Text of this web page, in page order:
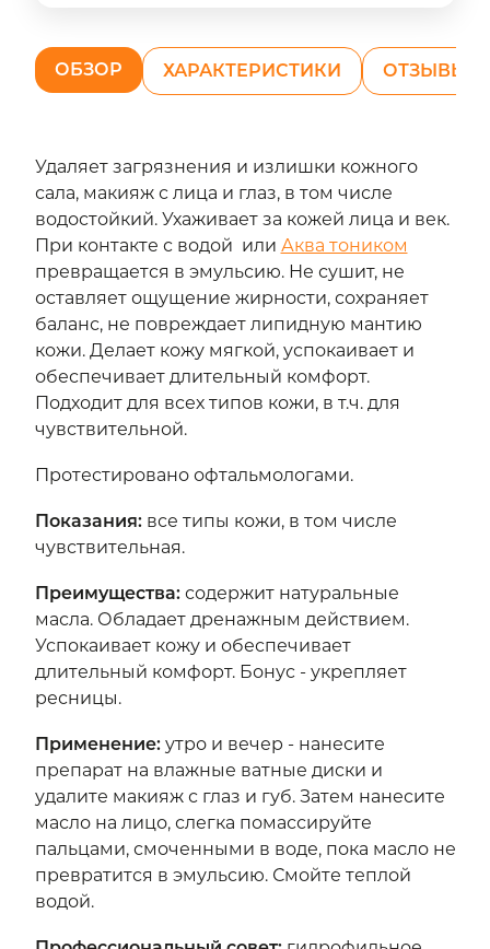
ОБЗОР ХАРАКТЕРИСТИКИ ОТЗЫВЫ
Удаляет загрязнения и излишки кожного
сала, макияж с лица и глаз, в том числе
водостойкий. Ухаживает за кожей лица и век.
При контакте с водой или Аква тоником
превращается в эмульсию. Не сушит, не
оставляет ощущение жирности, сохраняет
баланс, не повреждает липидную мантию
кожи. Делает кожу мягкой, успокаивает и
обеспечивает длительный комфорт.
Подходит для всех типов кожи, в т.ч. для
чувствительной.
Протестировано офтальмологами.
Показания: все типы кожи, в том числе
чувствительная.
Преимущества:содержит натуральные
масла. Обладает дренажным действием.
Успокаивает кожу и обеспечивает
длительный комфорт. Бонус - укрепляет
ресницы.
Применение:утро и вечер - нанесите
препарат на влажные ватные диски и
удалите макияж с глаз и губ. Затем нанесите
масло на лицо, слегка помассируйте
пальцами, смоченными в воде, пока масло не
превратится в эмульсию. Смойте теплой
водой.